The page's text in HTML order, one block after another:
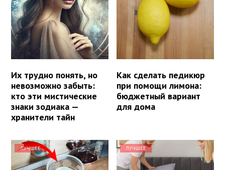
Их трудно понять, но
невозможно забыть:
кто эти мистические
знаки зодиака —
хранители тайн
Как сделать педикюр
при помощи лимона:
бюджетный вариант
для дома
ЛУЧШЕЕ ЛУЧШЕЕ